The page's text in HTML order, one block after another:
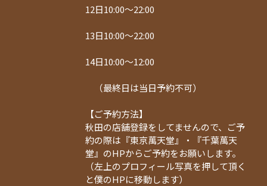
12日10:00〜22:00
13日10:00〜22:00
14日10:00〜12:00
（最終日は当日予約不可）
【ご予約方法】
秋田の店舗登録をしてませんので、ご予
約の際は『東京萬天堂』・『千葉萬天
堂』のHPからご予約をお願いします。
（左上のプロフィール写真を押して頂く
と僕のHPに移動します）